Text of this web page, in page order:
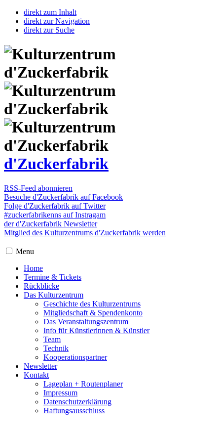
direkt zum Inhalt
direkt zur Navigation
direkt zur Suche
d'Zuckerfabrik
RSS-Feed abonnieren
Besuche d'Zuckerfabrik auf Facebook
Folge d'Zuckerfabrik auf Twitter
#zuckerfabrikenns auf Instragam
der d'Zuckerfabrik Newsletter
Mitglied des Kulturzentrums d'Zuckerfabrik werden
Menu
Home
Termine & Tickets
Rückblicke
Das Kulturzentrum
Geschichte des Kulturzentrums
Mitgliedschaft & Spendenkonto
Das Veranstaltungszentrum
Info für Künstlerinnen & Künstler
Team
Technik
Kooperationspartner
Newsletter
Kontakt
Lageplan + Routenplaner
Impressum
Datenschutzerklärung
Haftungsausschluss